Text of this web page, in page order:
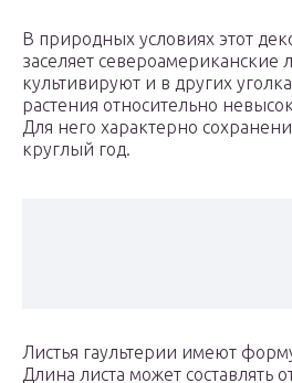
В природных условиях этот
заселяет североамериканские
культивируют и в других
растения относительно
Для него характерно
круглый год.
Листья гаультерии имеют
Длина листа может составлять